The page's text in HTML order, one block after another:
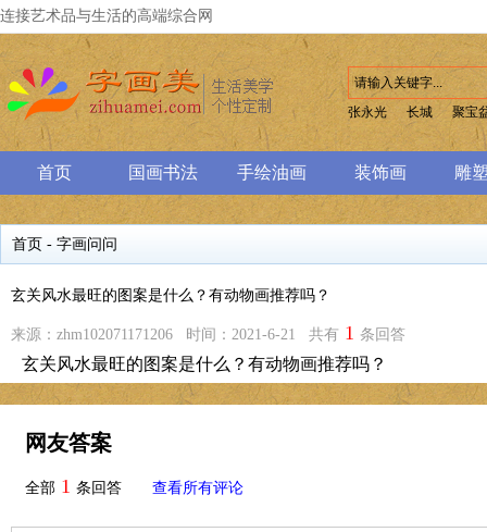
连接艺术品与生活的高端综合网
张永光 长城 聚宝
首页 国画书法 手绘油画 装饰画 雕
首页 - 字画问问
玄关风水最旺的图案是什么？有动物画推荐吗？
来源：zhm102071171206 时间：2021-6-21 共有 1 条回答
玄关风水最旺的图案是什么？有动物画推荐吗？
网友答案
全部 1 条回答 查看所有评论